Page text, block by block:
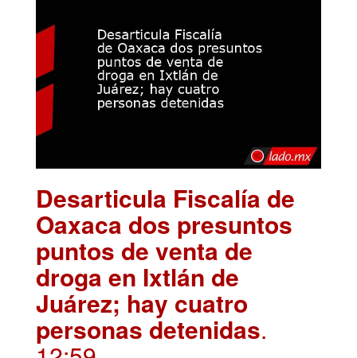
Desarticula Fiscalía de
Oaxaca dos presuntos
puntos de venta de
droga en Ixtlán de
Juárez; hay cuatro
personas detenidas.